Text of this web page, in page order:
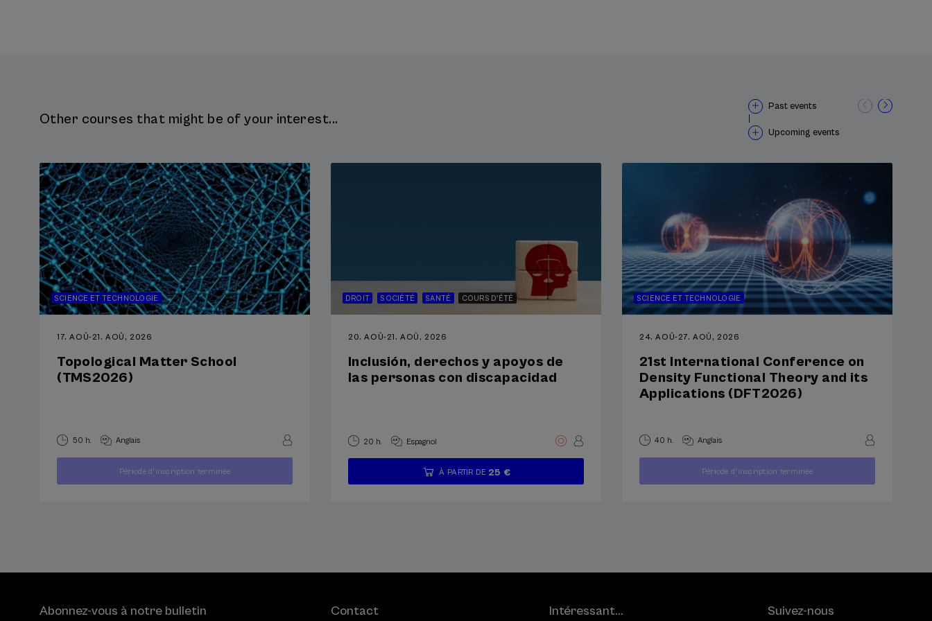
Other courses that might be of your interest...
Past events
Upcoming events
SCIENCE ET TECHNOLOGIE
17. AOÛ-21. AOÛ, 2026
Topological Matter School
(TMS2026)
50 h. Anglais
...
PARTIR400
Dernières
places
Gratuit
Date
passée
Période d'inscription terminée
DROIT SOCIÉTÉ SANTÉ COURS D'ÉTÉ
20. AOÛ-21. AOÛ, 2026
Inclusión, derechos y apoyos de
las personas con discapacidad
20 h. Espagnol
...
À PARTIR DE 25 €
Dernières
places
Gratuit
Date
passée
Période
d'inscription
SCIENCE ET TECHNOLOGIE
24. AOÛ-27. AOÛ, 2026
21st International Conference on
Density Functional Theory and its
Applications (DFT2026)
40 h. Anglais
...
PARTIR250
Dernières
places
Gratuit
Date
passée
Période d'inscription terminée
Abonnez-vous à notre bulletin Contact Intéressant... Suivez-nous